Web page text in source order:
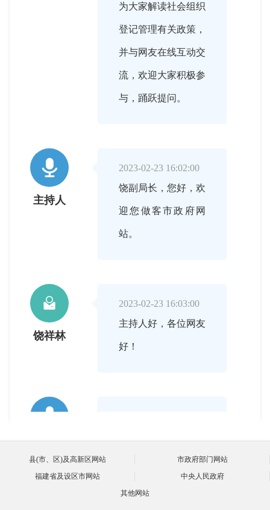
为大家解读社会组织
登记管理有关政策，
并与网友在线互动交
流，欢迎大家积极参
与，踊跃提问。

主持人
2023-02-23 16:02:00
饶副局长，您好，欢
迎您做客市政府网
站。

饶祥林
2023-02-23 16:03:00
主持人好，各位网友
好！

一下，什么是社会组
县(市、区)及高新区网站
市政府部门网站
福建省及设区市网站
中央人民政府
其他网站